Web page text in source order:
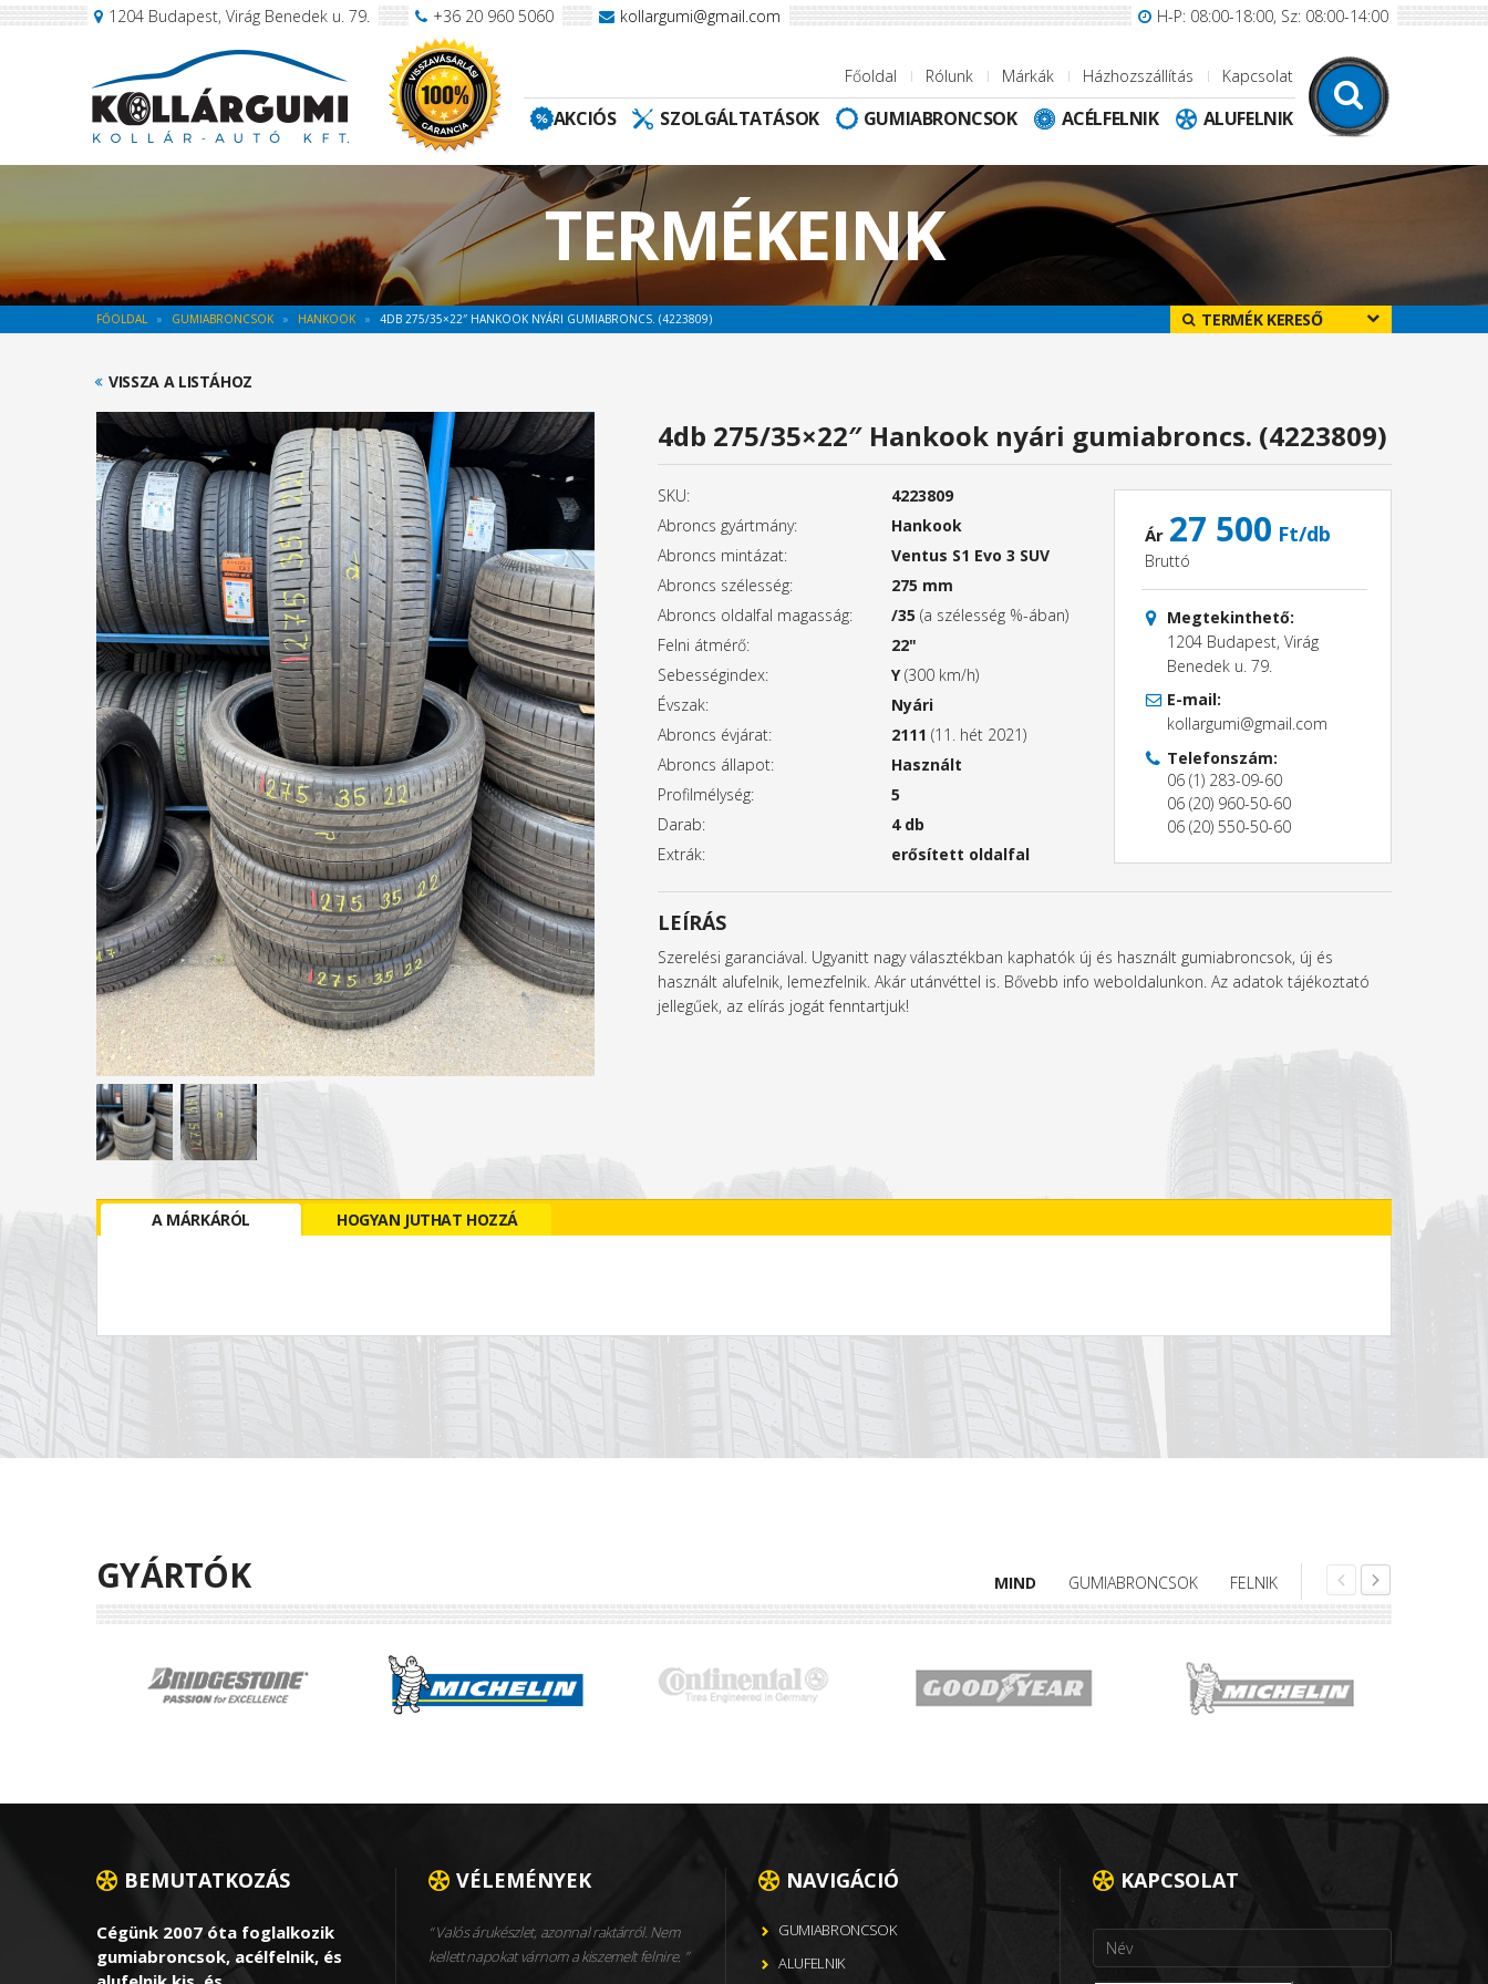
1204 Budapest, Virág Benedek u. 79. +36 20 960 5060 kollargumi@gmail.com H-P: 08:00-18:00, Sz: 08:00-14:00
Főoldal Rólunk Márkák Házhozszállítás Kapcsolat
AKCIÓS SZOLGÁLTATÁSOK GUMIABRONCSOK ACÉLFELNIK ALUFELNIK
TERMÉKEINK
FŐOLDAL GUMIABRONCSOK HANKOOK 4DB 275/35×22″ HANKOOK NYÁRI GUMIABRONCS. (4223809) TERMÉK KERESŐ
VISSZA A LISTÁHOZ
4db 275/35×22″ Hankook nyári gumiabroncs. (4223809)
SKU:
4223809
Abroncs gyártmány:
Hankook
Abroncs mintázat:
Ventus S1 Evo 3 SUV
Abroncs szélesség:
275 mm
Abroncs oldalfal magasság:
/35 (a szélesség %-ában)
Felni átmérő:
22"
Sebességindex:
Y(300 km/h)
Évszak:
Nyári
Abroncs évjárat:
2111 (11. hét 2021)
Abroncs állapot:
Használt
Profilmélység:
5
Darab:
4 db
Extrák:
erősített oldalfal
Ár 27 500 Ft/db
Bruttó
Megtekinthető:
1204 Budapest, Virág
Benedek u. 79.
E-mail:
kollargumi@gmail.com
Telefonszám:
06 (1) 283-09-60
06 (20) 960-50-60
06 (20) 550-50-60
LEÍRÁS
Szerelési garanciával. Ugyanitt nagy választékban kaphatók új és használt gumiabroncsok, új és
használt alufelnik, lemezfelnik. Akár utánvéttel is. Bővebb info weboldalunkon. Az adatok tájékoztató
jellegűek, az elírás jogát fenntartjuk!
A MÁRKÁRÓL HOGYAN JUTHAT HOZZÁ
GYÁRTÓK MIND GUMIABRONCSOK FELNIK
BEMUTATKOZÁS
Cégünk 2007 óta foglalkozik
gumiabroncsok, acélfelnik, és
VÉLEMÉNYEK
Valós árukészlet, azonnal raktárról. Nem
kellett napokat várnom a kiszemelt felnire.
NAVIGÁCIÓ
GUMIABRONCSOK
ALUFELNIK
KAPCSOLAT